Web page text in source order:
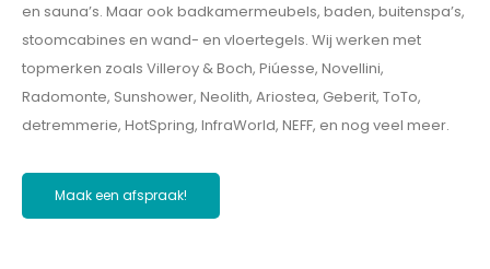
en sauna’s. Maar ook badkamermeubels, baden, buitenspa’s,
stoomcabines en wand- en vloertegels. Wij werken met
topmerken zoals Villeroy & Boch, Piúesse, Novellini,
Radomonte, Sunshower, Neolith, Ariostea, Geberit, ToTo,
detremmerie, HotSpring, InfraWorld, NEFF, en nog veel meer.
Maak een afspraak!